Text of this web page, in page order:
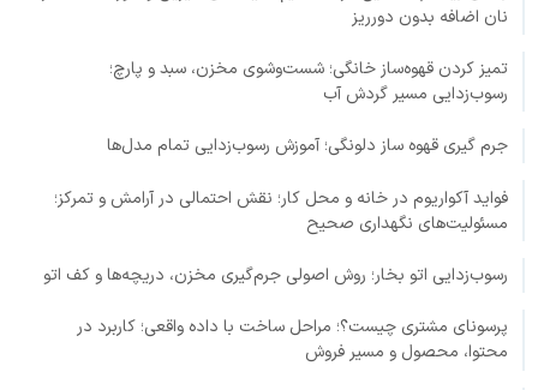
نان اضافه بدون دورریز
تمیز کردن قهوه‌ساز خانگی؛ شست‌وشوی مخزن، سبد و پارچ؛
رسوب‌زدایی مسیر گردش آب
جرم گیری قهوه ساز دلونگی؛ آموزش رسوب‌زدایی تمام مدل‌ها
فواید آکواریوم در خانه و محل کار؛ نقش احتمالی در آرامش و تمرکز؛
مسئولیت‌های نگهداری صحیح
رسوب‌زدایی اتو بخار؛ روش اصولی جرم‌گیری مخزن، دریچه‌ها و کف اتو
پرسونای مشتری چیست؟؛ مراحل ساخت با داده واقعی؛ کاربرد در
محتوا، محصول و مسیر فروش